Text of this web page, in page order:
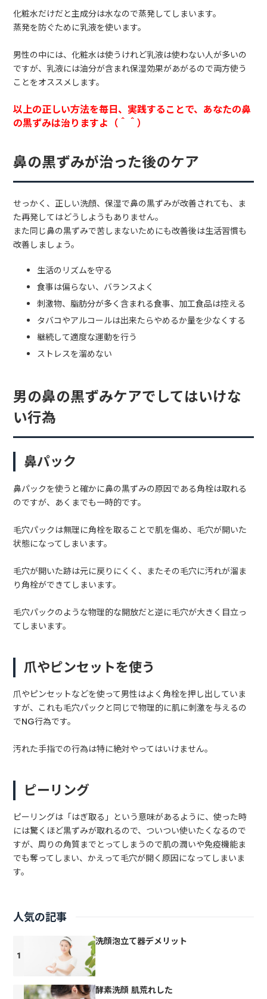
化粧水だけだと主成分は水なので蒸発してしまいます。
蒸発を防ぐために乳液を使います。
男性の中には、化粧水は使うけれど乳液は使わない人が多いの
ですが、乳液には油分が含まれ保湿効果があがるので両方使う
ことをオススメします。
以上の正しい方法を毎日、実践することで、あなたの鼻
の黒ずみは治りますよ（＾＾）
鼻の黒ずみが治った後のケア
せっかく、正しい洗顔、保湿で鼻の黒ずみが改善されても、ま
た再発してはどうしようもありません。
また同じ鼻の黒ずみで苦しまないためにも改善後は生活習慣も
改善しましょう。
生活のリズムを守る
食事は偏らない、バランスよく
刺激物、脂肪分が多く含まれる食事、加工食品は控える
タバコやアルコールは出来たらやめるか量を少なくする
継続して適度な運動を行う
ストレスを溜めない
男の鼻の黒ずみケアでしてはいけな
い行為
鼻パック
鼻パックを使うと確かに鼻の黒ずみの原因である角栓は取れる
のですが、あくまでも一時的です。
毛穴パックは無理に角栓を取ることで肌を傷め、毛穴が開いた
状態になってしまいます。
毛穴が開いた跡は元に戻りにくく、またその毛穴に汚れが溜ま
り角栓ができてしまいます。
毛穴パックのような物理的な開放だと逆に毛穴が大きく目立っ
てしまいます。
爪やピンセットを使う
爪やピンセットなどを使って男性はよく角栓を押し出していま
すが、これも毛穴パックと同じで物理的に肌に刺激を与えるの
でNG行為です。
汚れた手指での行為は特に絶対やってはいけません。
ピーリング
ピーリングは「はぎ取る」という意味があるように、使った時
には驚くほど黒ずみが取れるので、ついつい使いたくなるので
すが、周りの角質までとってしまうので肌の潤いや免疫機能ま
でも奪ってしまい、かえって毛穴が開く原因になってしまいま
す。
人気の記事
洗顔泡立て器デメリット
酵素洗顔 肌荒れした